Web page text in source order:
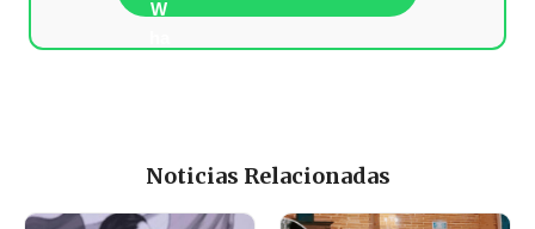
Noticias Relacionadas